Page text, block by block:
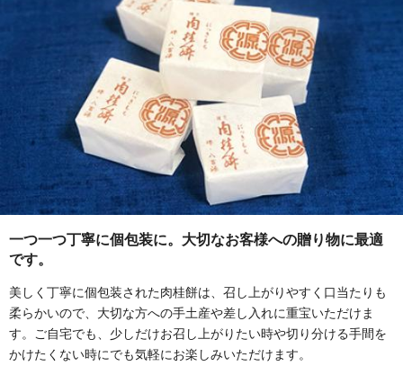
一つ一つ丁寧に個包装に。大切なお客様への贈り物に最適
です。
美しく丁寧に個包装された肉桂餅は、召し上がりやすく口当たりも
柔らかいので、大切な方への手土産や差し入れに重宝いただけま
す。ご自宅でも、少しだけお召し上がりたい時や切り分ける手間を
かけたくない時にでも気軽にお楽しみいただけます。